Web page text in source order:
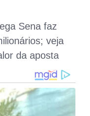
Sena faz
veja
da aposta